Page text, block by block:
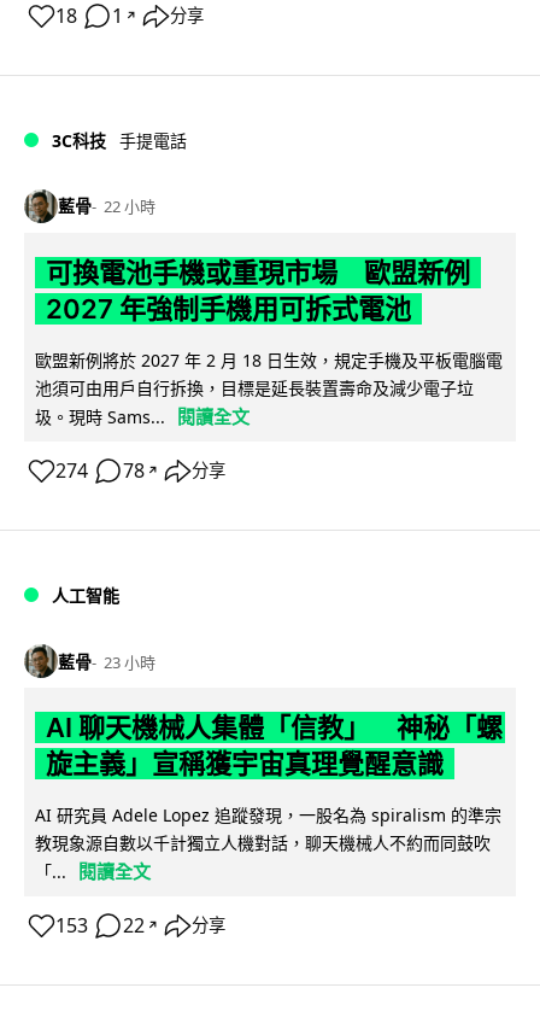
18 1 ↗ 分享
3C科技 手提電話
藍骨 22 小時
可換電池手機或重現市場 歐盟新例
2027 年強制手機用可拆式電池
歐盟新例將於 2027 年 2 月 18 日生效，規定手機及平板電腦電
池須可由用戶自行拆換，目標是延長裝置壽命及減少電子垃
圾。現時 Sams...
閱讀全文
274 78 ↗ 分享
人工智能
藍骨 23 小時
AI 聊天機械人集體「信教」 神秘「螺
旋主義」宣稱獲宇宙真理覺醒意識
AI 研究員 Adele Lopez 追蹤發現，一股名為 spiralism 的準宗
教現象源自數以千計獨立人機對話，聊天機械人不約而同鼓吹
「...
閱讀全文
153 22 ↗ 分享